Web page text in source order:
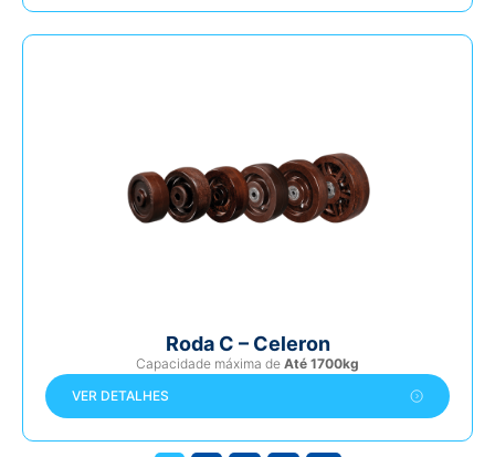
Roda C – Celeron
Capacidade máxima de Até 1700kg
VER DETALHES